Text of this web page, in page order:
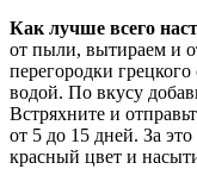
Как лучше всего
от пыли, вытираем и
перегородки
водой. По вкусу
Встряхните и
от 5 до 15 дней. За
красный цвет и